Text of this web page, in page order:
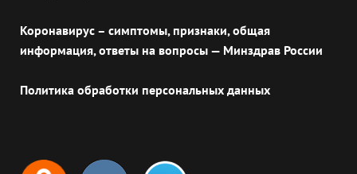
Коронавирус – симптомы, признаки, общая
информация, ответы на вопросы — Минздрав России
Политика обработки персональных данных